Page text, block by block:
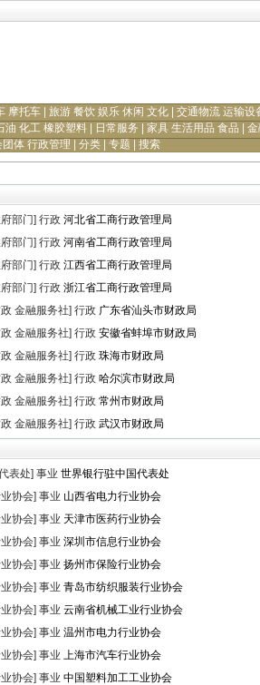
摩托车 旅游 餐饮 娱乐 休闲 文化 交通物流 运输设
油 化工 橡胶塑料 日常服务 家具 生活用品 食品 金
团体 行政管理 分类 专题 搜索
部门] 行政 河北省工商行政管理局
部门] 行政 河南省工商行政管理局
部门] 行政 江西省工商行政管理局
部门] 行政 浙江省工商行政管理局
金融服务社] 行政 广东省汕头市财政局
金融服务社] 行政 安徽省蚌埠市财政局
金融服务社] 行政 珠海市财政局
金融服务社] 行政 哈尔滨市财政局
金融服务社] 行政 常州市财政局
金融服务社] 行政 武汉市财政局
表处] 事业 世界银行驻中国代表处
协会] 事业 山西省电力行业协会
协会] 事业 天津市医药行业协会
协会] 事业 深圳市信息行业协会
协会] 事业 扬州市保险行业协会
协会] 事业 青岛市纺织服装行业协会
协会] 事业 云南省机械工业行业协会
协会] 事业 温州市电力行业协会
协会] 事业 上海市汽车行业协会
协会] 事业 中国塑料加工工业协会